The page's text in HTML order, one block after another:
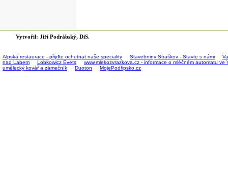
Vytvořil: Jiří Podrábský, DiS.
Alpská restaurace - přijďte ochutnat naše speciality Stavebniny Straškov - Stavte s námi
nad Labem
Lobkowicz Evets
www.mlekozvrazkova.cz - informace o mléčném automatu
umělecký kovář a zámečník
Duoton MojePodřipsko.cz